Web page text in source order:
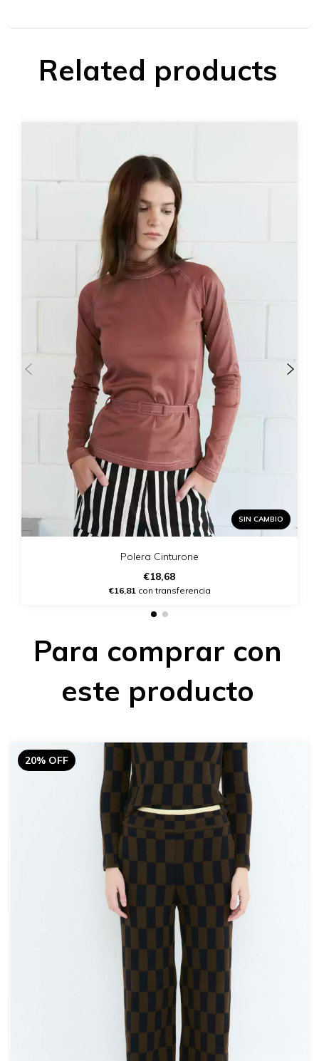
Related products
SIN CAMBIO
Polera Cinturone
€18,68
€16,81con transferencia
Para comprar con
este producto
20% OFF